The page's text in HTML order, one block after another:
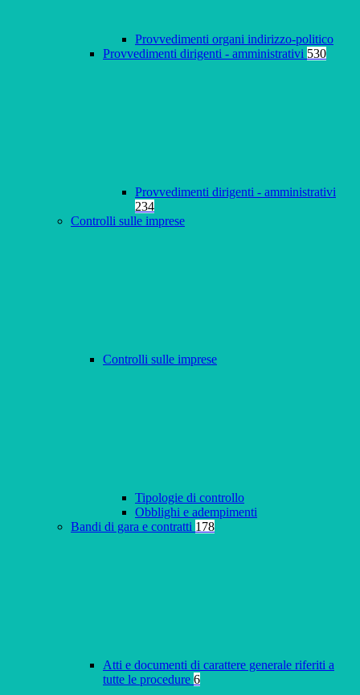
Provvedimenti organi indirizzo-politico
Provvedimenti dirigenti - amministrativi 530
Provvedimenti dirigenti - amministrativi
234
Controlli sulle imprese
Controlli sulle imprese
Tipologie di controllo
Obblighi e adempimenti
Bandi di gara e contratti 178
Atti e documenti di carattere generale riferiti a
tutte le procedure 6